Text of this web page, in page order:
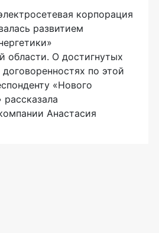
корпорация
развитием
области. О достигнутых
договоренностях по этой
«Нового
рассказала
Анастасия